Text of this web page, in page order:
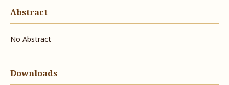
Abstract
No Abstract
Downloads